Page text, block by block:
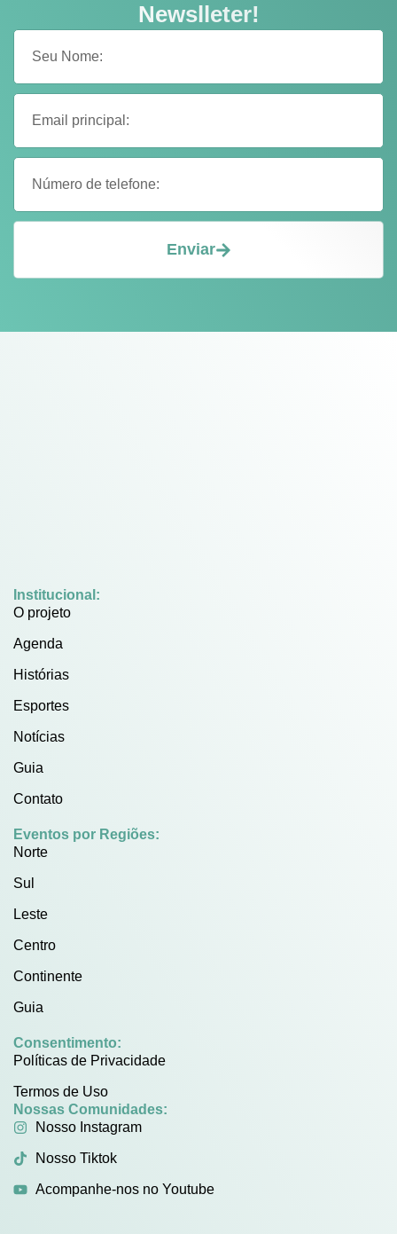
Newslleter!
Enviar
Institucional:
O projeto
Agenda
Histórias
Esportes
Notícias
Guia
Contato
Eventos por Regiões:
Norte
Sul
Leste
Centro
Continente
Guia
Consentimento:
Políticas de Privacidade
Termos de Uso
Nossas Comunidades:
Nosso Instagram
Nosso Tiktok
Acompanhe-nos no Youtube